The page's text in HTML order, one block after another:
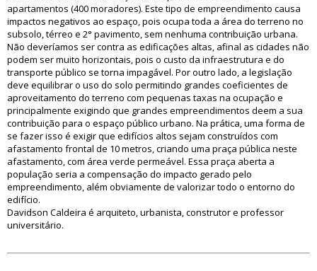
apartamentos (400 moradores). Este tipo de empreendimento causa
impactos negativos ao espaço, pois ocupa toda a área do terreno no
subsolo, térreo e 2° pavimento, sem nenhuma contribuição urbana.
Não deveríamos ser contra as edificações altas, afinal as cidades não
podem ser muito horizontais, pois o custo da infraestrutura e do
transporte público se torna impagável. Por outro lado, a legislação
deve equilibrar o uso do solo permitindo grandes coeficientes de
aproveitamento do terreno com pequenas taxas na ocupação e
principalmente exigindo que grandes empreendimentos deem a sua
contribuição para o espaço público urbano. Na prática, uma forma de
se fazer isso é exigir que edifícios altos sejam construídos com
afastamento frontal de 10 metros, criando uma praça pública neste
afastamento, com área verde permeável. Essa praça aberta a
população seria a compensação do impacto gerado pelo
empreendimento, além obviamente de valorizar todo o entorno do
edifício.
Davidson Caldeira é arquiteto, urbanista, construtor e professor
universitário.